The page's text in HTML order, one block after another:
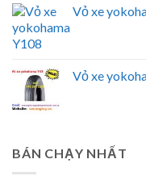
Vỏ xe
Vỏ xe
BÁN CHẠY NHẤT